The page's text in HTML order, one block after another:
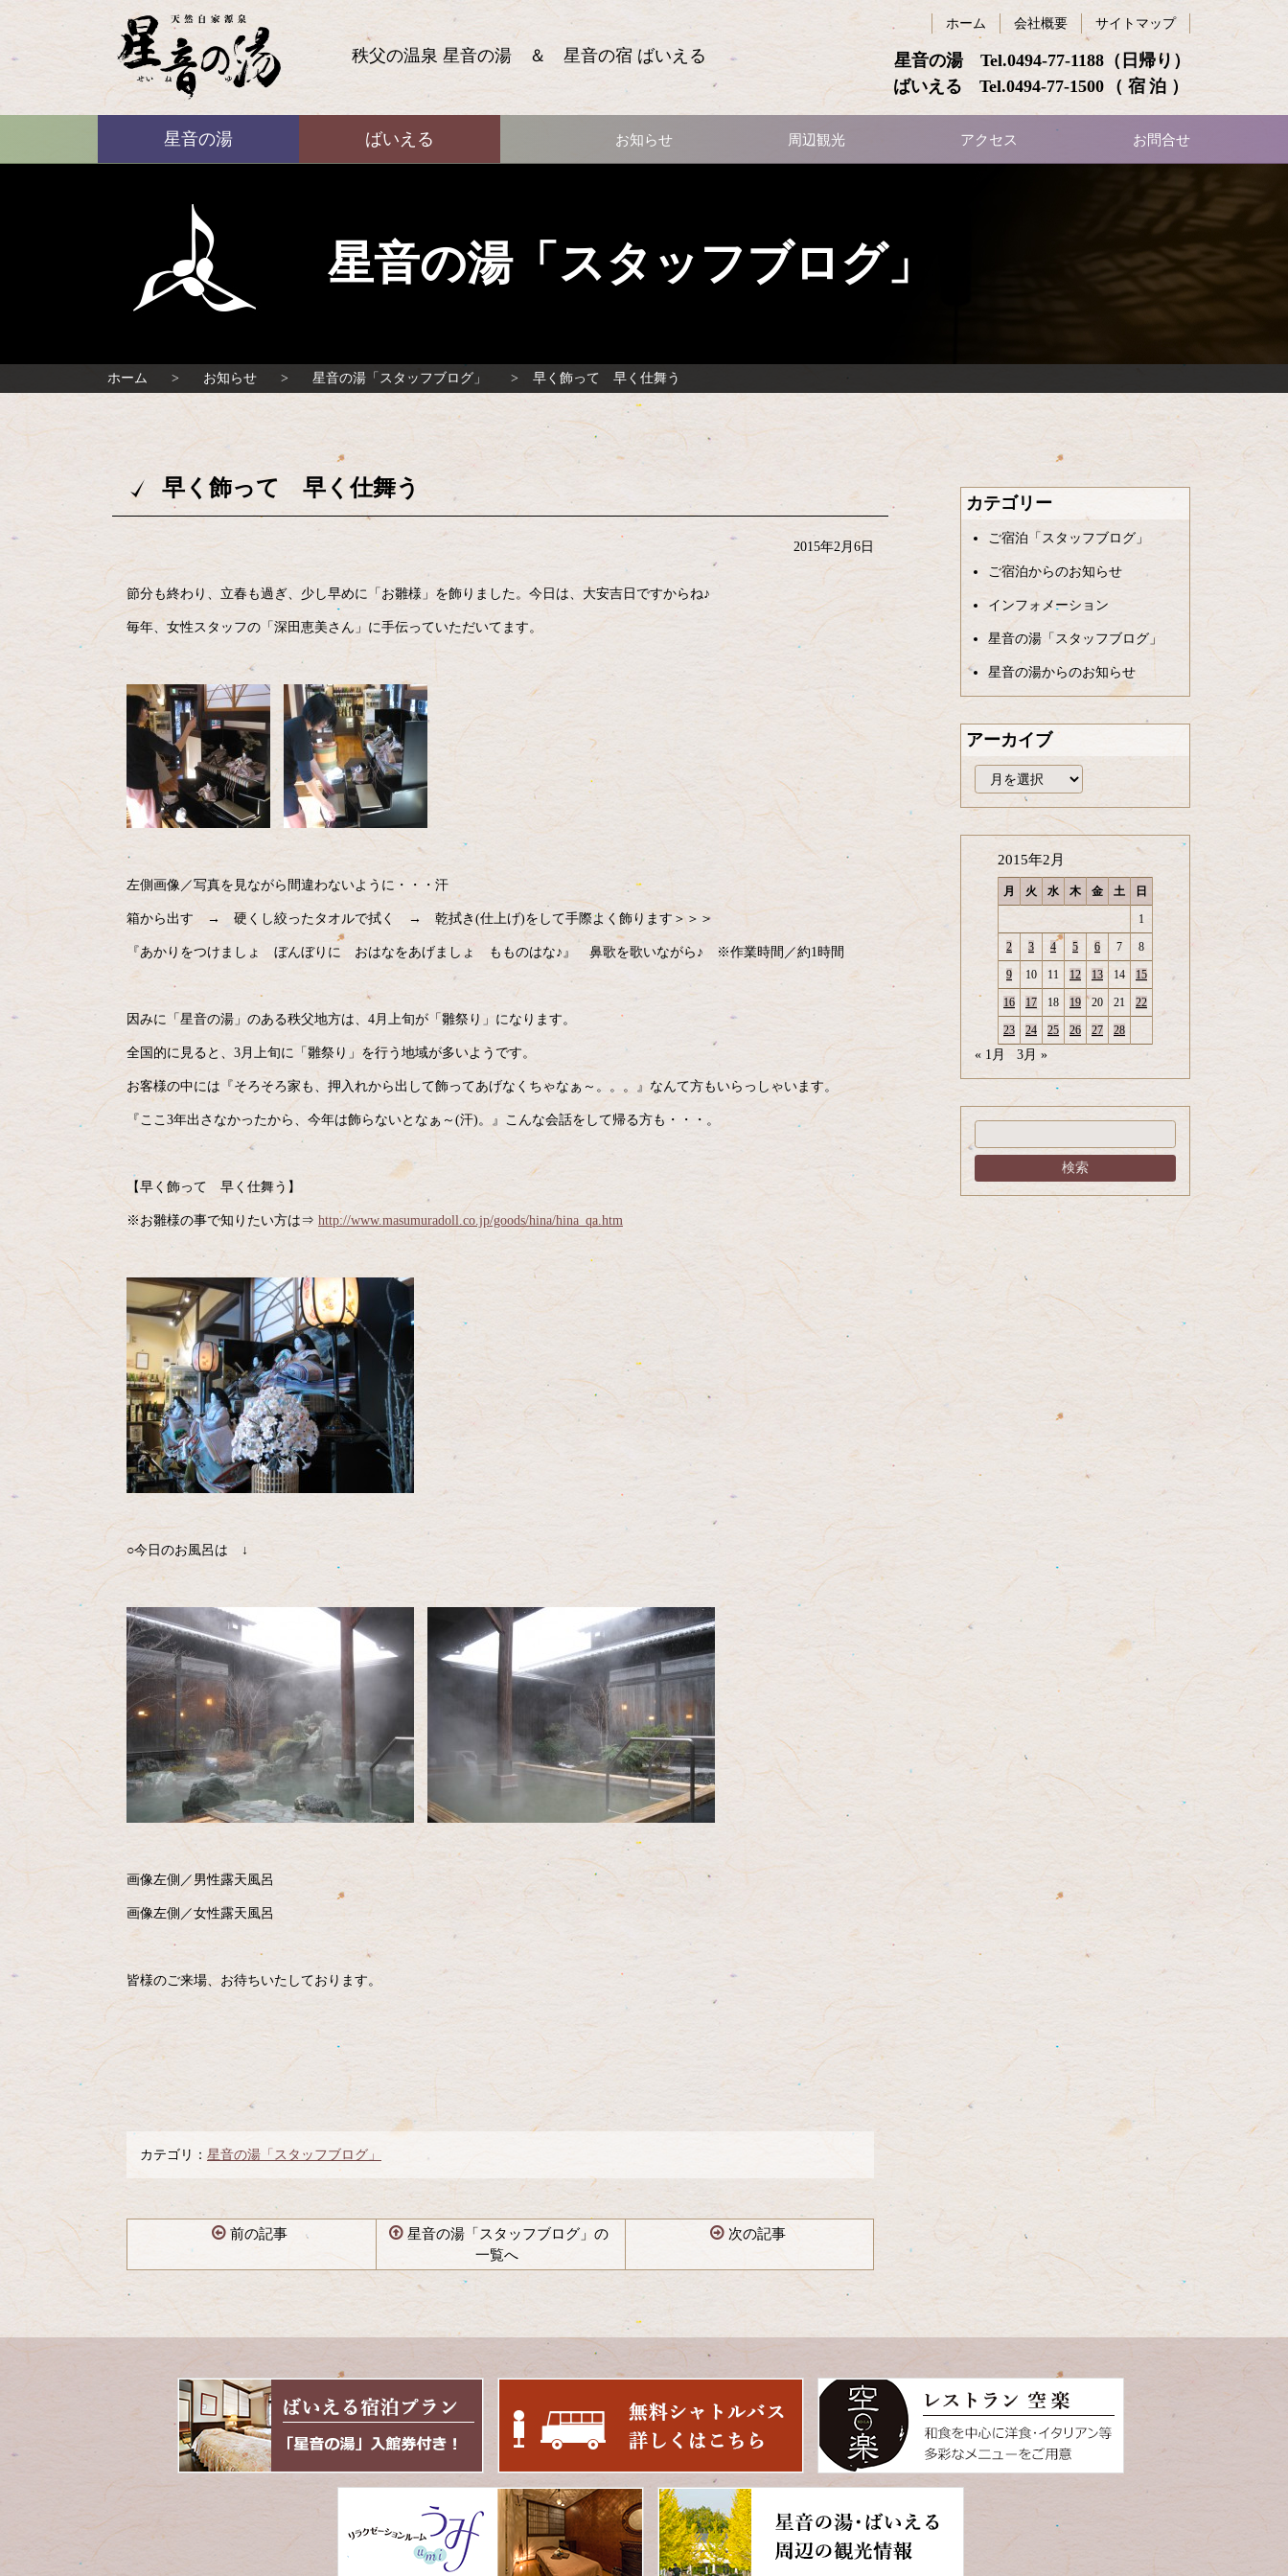
ばいえる
秩父の温泉 星音の湯 ＆ 星音の宿 ばいえる 星音の湯 Tel.0494-77-1188 （日帰り）
ばいえる Tel.0494-77-1500 （宿泊）
ホーム 会社概要 サイトマップ
星音の湯 ばいえる お知らせ 周辺観光 アクセス お問合せ
星音の湯「スタッフブログ」
ホーム お知らせ 星音の湯「スタッフブログ」 早く飾って 早く仕舞う
カテゴリー
ご宿泊「スタッフブログ」
ご宿泊からのお知らせ
インフォメーション
星音の湯「スタッフブログ」
星音の湯からのお知らせ
アーカイブ
ー
カ
イ
2015年2月
月 火 水 木 金 土 日
1
2 3 4 5 6 7 8
9 10 11 12 13 14 15
16 17 18 19 20 21 22
23 24 25 26 27 28
« 1月 3月 »
早く飾って 早く仕舞う
2015年2月6日
節分も終わり、立春も過ぎ、少し早めに「お雛様」を飾りました。今日は、大安吉日ですからね♪
毎年、女性スタッフの「深田恵美さん」に手伝っていただいてます。
左側画像／写真を見ながら間違わないように・・・汗
箱から出す → 硬くし絞ったタオルで拭く → 乾拭き(仕上げ)をして手際よく飾ります＞＞＞
『あかりをつけましょ ぼんぼりに おはなをあげましょ もものはな♪』 鼻歌を歌いながら♪ ※作業時間／約1時間
因みに「星音の湯」のある秩父地方は、4月上旬が「雛祭り」になります。
全国的に見ると、3月上旬に「雛祭り」を行う地域が多いようです。
お客様の中には『そろそろ家も、押入れから出して飾ってあげなくちゃなぁ～。。。』なんて方もいらっしゃいます。
『ここ3年出さなかったから、今年は飾らないとなぁ～(汗)。』こんな会話をして帰る方も・・・。
【早く飾って 早く仕舞う】
※お雛様の事で知りたい方は⇒ http://www.masumuradoll.co.jp/goods/hina/hina_qa.htm
○今日のお風呂は ↓
画像左側／男性露天風呂
画像左側／女性露天風呂
皆様のご来場、お待ちいたしております。
カテゴリ： 星音の湯「スタッフブログ」
前の記事
星音の湯「スタッフブログ」の
一覧へ
次の記事
ン
る
の